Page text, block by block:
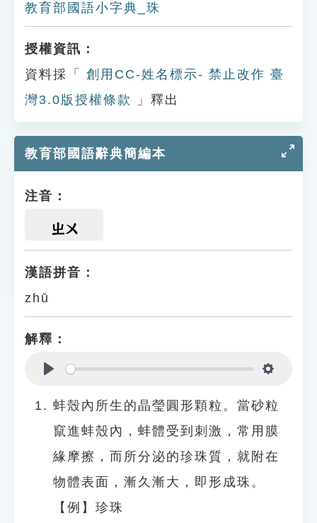
教育部國語小字典_珠
授權資訊：
資料採「
創用CC-姓名標示- 禁止改作 臺
灣3.0版授權條款
」釋出
教育部國語辭典簡編本
注音：
ㄓㄨ
漢語拼音：
zhū
解釋：
蚌殼內所生的晶瑩圓形顆粒。當砂粒
竄進蚌殼內，蚌體受到刺激，常用膜
緣摩擦，而所分泌的珍珠質，就附在
物體表面，漸久漸大，即形成珠。
【例】珍珠